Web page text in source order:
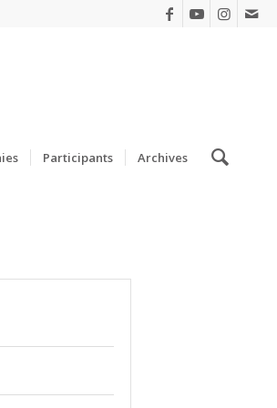
Participants Archives